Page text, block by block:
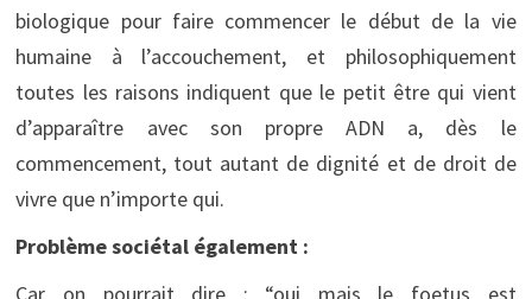
biologique pour faire commencer le début de la vie
humaine à l’accouchement, et philosophiquement
toutes les raisons indiquent que le petit être qui vient
d’apparaître avec son propre ADN a, dès le
commencement, tout autant de dignité et de droit de
vivre que n’importe qui.
Problème sociétal également :
Car on pourrait dire : “oui mais le foetus est